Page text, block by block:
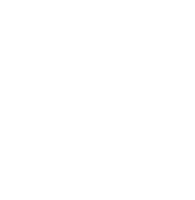
auf Informationen auf einem Endgerät